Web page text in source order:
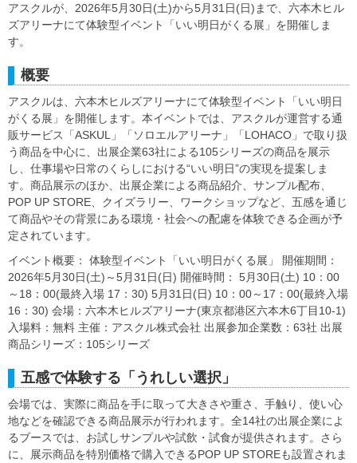
アスクルが、2026年5月30日(土)から5月31日(日)まで、六本木ヒル
ズアリーナにて体験型イベント「いい明日がくる展」を開催しま
す。
概要
アスクルは、六本木ヒルズアリーナにて体験型イベント「いい明日
がくる展」を開催します。本イベントでは、アスクルが運営する通
販サービス「ASKUL」「ソロエルアリーナ」「LOHACO」で取り扱
う商品を中心に、出展企業63社による105シリーズの商品を展示
し、仕事場や日常のくらしにおける“いい明日”の実現を提案しま
す。商品展示のほか、出展企業による商品紹介、サンプル配布、
POP UP STORE、クイズラリー、ワークショップなど、五感を通じ
て商品やその背景にある環境・社会への配慮を体験できる企画が予
定されています。
イベント概要： 体験型イベント「いい明日がくる展」 開催期間：
2026年5月30日(土)～5月31日(日) 開催時間： 5月30日(土) 10：00
～18：00(最終入場 17：30) 5月31日(日) 10：00～17：00(最終入場
16：30) 会場：六本木ヒルズアリーナ(東京都港区六本木6丁目10-1)
入場料：無料 主催：アスクル株式会社 出展参加企業数：63社 出展
商品シリーズ：105シリーズ
五感で体験する「うれしい選択」
会場では、実際に商品を手に取って大きさや重さ、手触り、使い心
地などを確認できる商品展示が行われます。全14社の出展企業によ
るブースでは、お試しサンプルや試飲・試食が提供されます。さら
に、展示商品を特別価格で購入できるPOP UP STOREも設置されま